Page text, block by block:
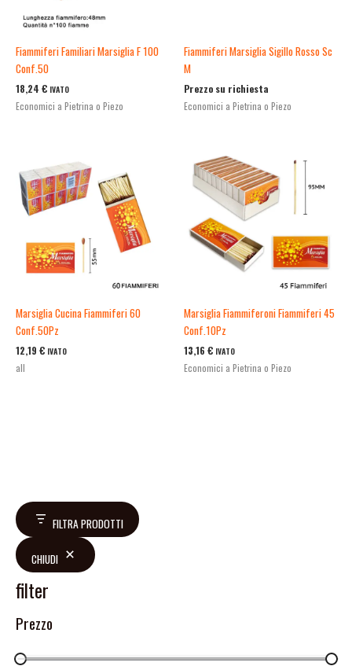
FILTRA PRODOTTI
CHIUDI
filter
Prezzo
Fiammiferi Familiari Marsiglia F 100
Conf.50
18,24 € IVATO
Economici a Pietrina o Piezo
Fiammiferi Marsiglia Sigillo Rosso Sc
M
Prezzo su richiesta
Economici a Pietrina o Piezo
Marsiglia Cucina Fiammiferi 60
Conf.50Pz
12,19 € IVATO
all
Marsiglia Fiammiferoni Fiammiferi 45
Conf.10Pz
13,16 € IVATO
Economici a Pietrina o Piezo